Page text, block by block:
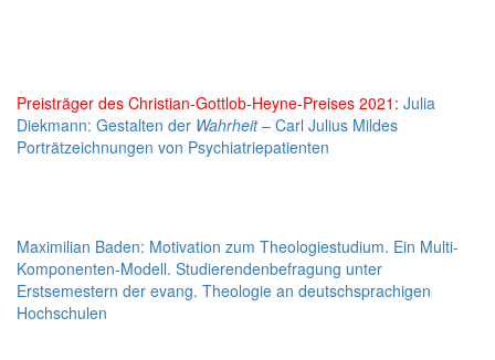
Preisträger des Christian-Gottlob-Heyne-Preises 2021: Julia
Diekmann: Gestalten der Wahrheit– Carl Julius Mildes
Porträtzeichnungen von Psychiatriepatienten
Maximilian Baden: Motivation zum Theologiestudium. Ein Multi-
Komponenten-Modell. Studierendenbefragung unter
Erstsemestern der evang. Theologie an deutschsprachigen
Hochschulen